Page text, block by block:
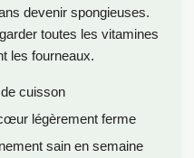
devenir spongieuses.
toutes les vitamines
les fourneaux.
cuisson
légèrement ferme
sain en semaine